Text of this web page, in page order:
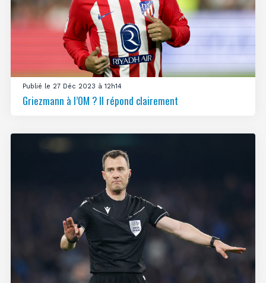
Publié le 27 Déc 2023 à 12h14
Griezmann à l’OM ? Il répond clairement